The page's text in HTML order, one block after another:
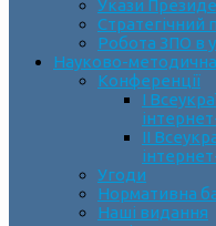
Укази
Стратегічний
Робота ЗПО в
Науково-методична
Конференції
І
ІІ
Угоди
Нормативна
Наші видання